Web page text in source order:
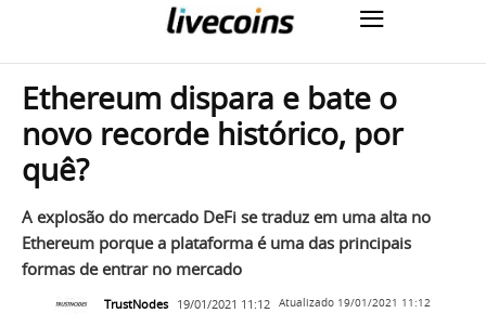
Ethereum dispara e bate o
novo recorde histórico, por
quê?
A explosão do mercado DeFi se traduz em uma alta no
Ethereum porque a plataforma é uma das principais
formas de entrar no mercado
TrustNodes 19/01/2021 11:12 Atualizado 19/01/2021 11:12